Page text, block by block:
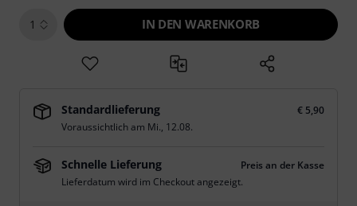
1 IN DEN WARENKORB
Standardlieferung
€ 5,90
Voraussichtlich am Mi., 12.08.
Schnelle Lieferung
Preis an der Kasse
Lieferdatum wird im Checkout angezeigt.